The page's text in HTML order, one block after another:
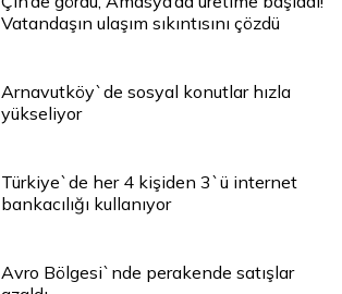
Vatandaşın ulaşım sıkıntısını çözdü
Arnavutköy`de sosyal konutlar hızla
yükseliyor
Türkiye`de her 4 kişiden 3`ü internet
bankacılığı kullanıyor
Avro Bölgesi`nde perakende satışlar